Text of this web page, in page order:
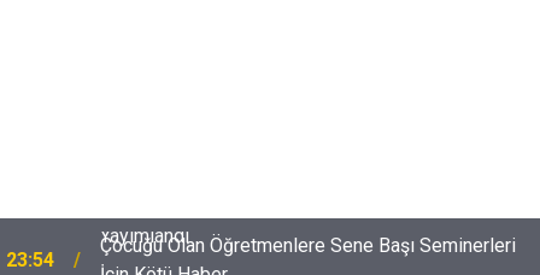
23:54
Çocuğu Olan Öğretmenlere Sene Başı Seminerleri